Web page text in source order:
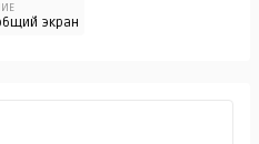
экран